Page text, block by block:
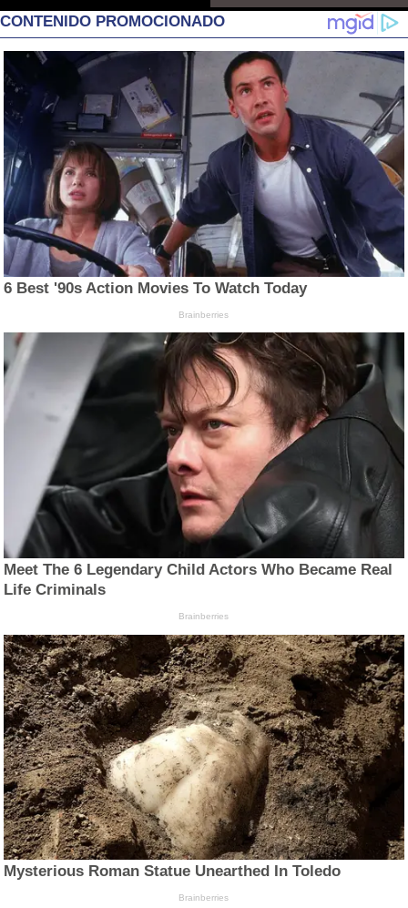
CONTENIDO PROMOCIONADO
6 Best '90s Action Movies To Watch Today
Brainberries
Meet The 6 Legendary Child Actors Who Became Real
Life Criminals
Brainberries
Mysterious Roman Statue Unearthed In Toledo
Brainberries